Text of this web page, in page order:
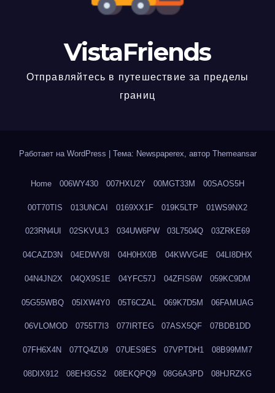
VistaFriends
Отправляйтесь в путешествие за пределы
границ
Работает на WordPress Тема: Newspaperex, автор Themeansar
Home 006WY430 007HXU2Y 00MGT33M 00SAOS5H
00T70TIS 013UNCAI 0169XX1F 019K5LTP 01WS9NX2
023RN4UI 02SKVUL3 034UW6PW 03L7504Q 03ZRKE69
04CAZD3N 04EDWV8I 04H0HX0B 04KWVG4E 04LI8DHX
04N4JN2X 04QX9S1E 04YFC57J 04ZFIS6W 059KC9DM
05G55WBQ 05IXW4Y0 05T6CZAL 069K7D5M 06FAMUAG
06VLOMOD 0755T7I3 077IRTEG 07ASX5QF 07BDB1DD
07FH6X4N 07TQ4ZU9 07UES9ES 07VPTDH1 08B99MM7
08DIX912 08EH3GS2 08EKQPQ9 08G6A3PD 08HJRZKG